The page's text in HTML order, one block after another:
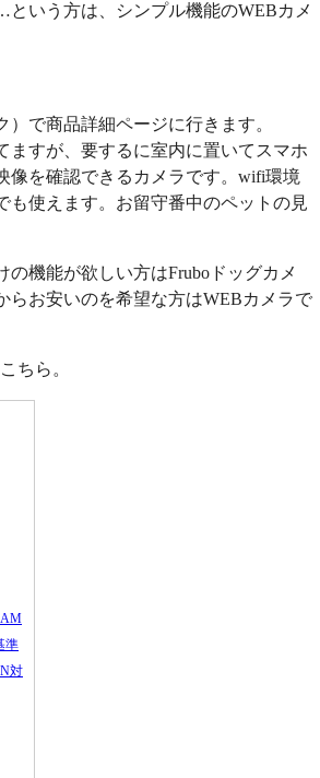
いう方は、シンプル機能のWEBカメ
）で商品詳細ページに行きます。
ますが、要するに室内に置いてスマホ
像を確認できるカメラです。wifi環境
も使えます。お留守番中のペットの見
の機能が欲しい方はFruboドッグカメ
らお安いのを希望な方はWEBカメラで
ちら。
準
対